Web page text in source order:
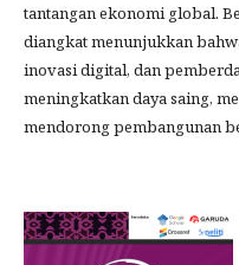
tantangan ekonomi global.
diangkat menunjukkan
inovasi digital, dan
meningkatkan daya saing,
mendorong pembangunan